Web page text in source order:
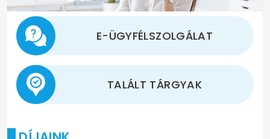
E-ÜGYFÉLSZOLGÁLAT
TALÁLT TÁRGYAK